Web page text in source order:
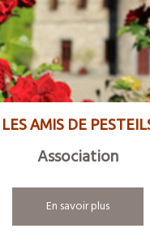
LES AMIS DE
Association